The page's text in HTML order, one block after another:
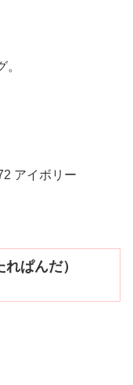
アイボリー
れぱんだ）